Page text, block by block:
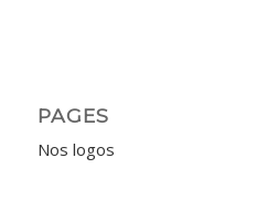
PAGES
Nos logos